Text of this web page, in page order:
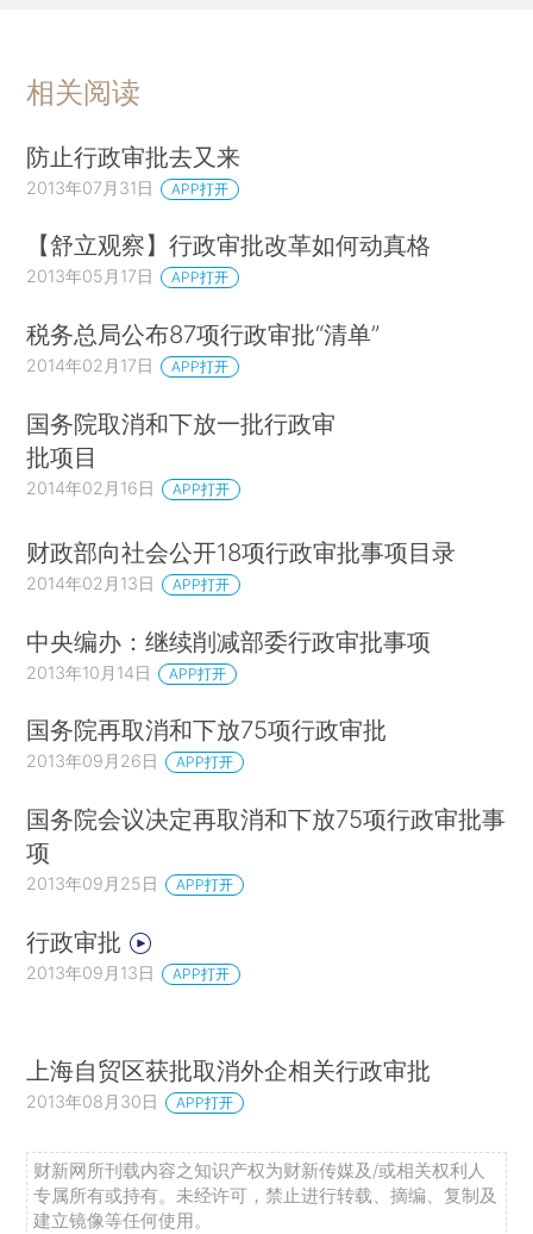
相关阅读
防止行政审批去又来
2013年07月31日 APP打开
【舒立观察】行政审批改革如何动真格
2013年05月17日 APP打开
税务总局公布87项行政审批“清单”
2014年02月17日 APP打开
国务院取消和下放一批行政审
批项目
2014年02月16日 APP打开
财政部向社会公开18项行政审批事项目录
2014年02月13日 APP打开
中央编办：继续削减部委行政审批事项
2013年10月14日 APP打开
国务院再取消和下放75项行政审批
2013年09月26日 APP打开
国务院会议决定再取消和下放75项行政审批事
项
2013年09月25日 APP打开
行政审批
2013年09月13日 APP打开
上海自贸区获批取消外企相关行政审批
2013年08月30日 APP打开
财新网所刊载内容之知识产权为财新传媒及/或相关权利人
专属所有或持有。未经许可，禁止进行转载、摘编、复制及
建立镜像等任何使用。